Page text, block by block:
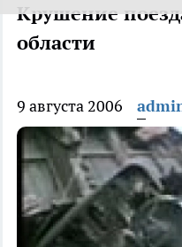
Крушение
области
9 августа 2006